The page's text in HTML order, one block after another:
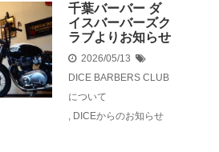
千葉バーバー ダ
イスバーバーズク
ラブよりお知らせ
2026/05/13
DICE BARBERS CLUB
について
, DICEからのお知らせ